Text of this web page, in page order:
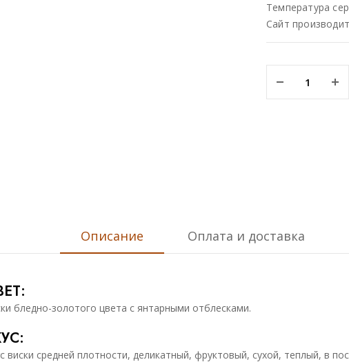
Температура
Сайт
Описание Оплата и доставка
бледно-золотого цвета с янтарными отблесками.
виски средней плотности, деликатный, фруктовый, сухой, теплый, в